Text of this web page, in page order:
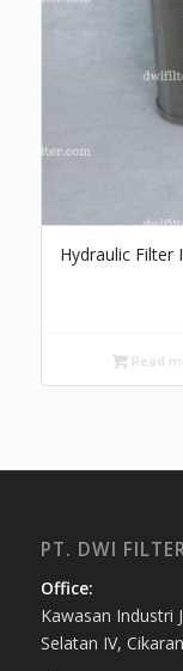
Hydraulic Filter
Read
PT. DWI
Office:
Kawasan Industri
Selatan IV,